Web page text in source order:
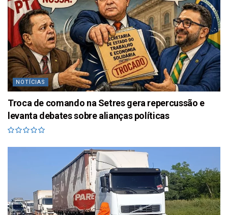
NOTÍCIAS
Troca de comando na Setres gera repercussão e
levanta debates sobre alianças políticas